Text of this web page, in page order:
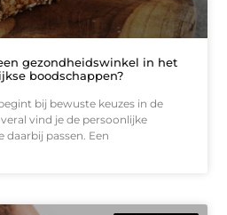
gezondheidswinkel in het
boodschappen?
bij bewuste keuzes in de
vind je de persoonlijke
passen. Een